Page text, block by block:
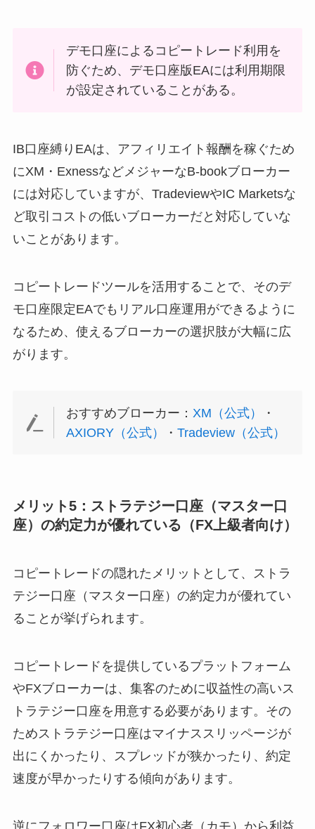
デモ口座によるコピートレード利用を
防ぐため、デモ口座版EAには利用期限
が設定されていることがある。
IB口座縛りEAは、アフィリエイト報酬を稼ぐため
にXM・ExnessなどメジャーなB-bookブローカー
には対応していますが、TradeviewやIC Marketsな
ど取引コストの低いブローカーだと対応していな
いことがあります。
コピートレードツールを活用することで、そのデ
モ口座限定EAでもリアル口座運用ができるように
なるため、使えるブローカーの選択肢が大幅に広
がります。
おすすめブローカー： XM（公式）
・
AXIORY（公式）
・Tradeview（公式）
メリット5：ストラテジー口座（マスター口
座）の約定力が優れている（FX上級者向け）
コピートレードの隠れたメリットとして、ストラ
テジー口座（マスター口座）の約定力が優れてい
ることが挙げられます。
コピートレードを提供しているプラットフォーム
やFXブローカーは、集客のために収益性の高いス
トラテジー口座を用意する必要があります。その
ためストラテジー口座はマイナススリッページが
出にくかったり、スプレッドが狭かったり、約定
速度が早かったりする傾向があります。
逆にフォロワー口座はFX初心者（カモ）から利益